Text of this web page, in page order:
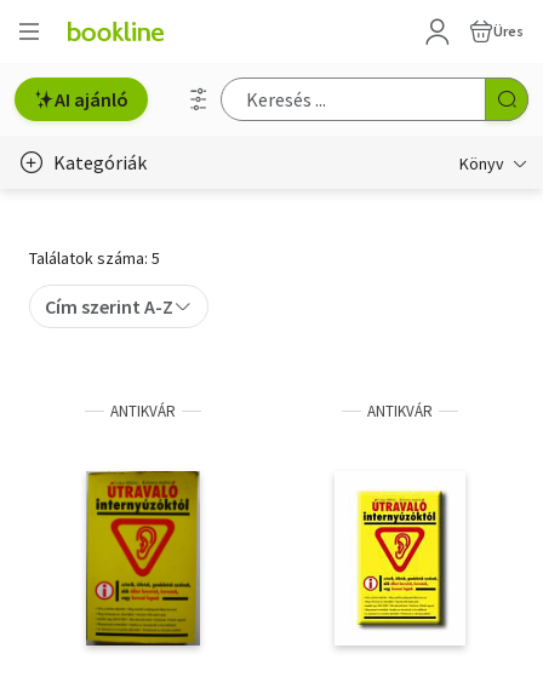
Üres
AI ajánló
Kategóriák Könyv
Gyermek- és ifjúsági
Művészet
Szakkönyv
Szótár, nyelvkönyv
Tankönyv, segédkönyv
Találatok száma: 5
Cím szerint A-Z
ANTIKVÁR ANTIKVÁR